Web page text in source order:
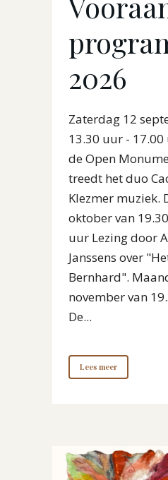
2026
Zaterdag 12
13.30 uur -
de Open
treedt het duo
Klezmer muziek.
oktober van
uur Lezing door
Janssens over
Bernhard".
november van
De...
Lees meer